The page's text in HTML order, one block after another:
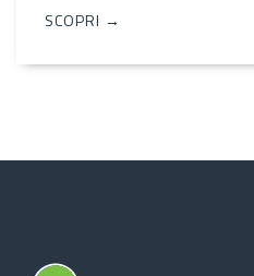
SCOPRI →